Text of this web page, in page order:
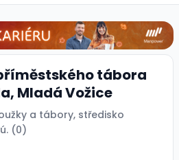
tábora
Mladá Vožice
a tábory, středisko
(0)